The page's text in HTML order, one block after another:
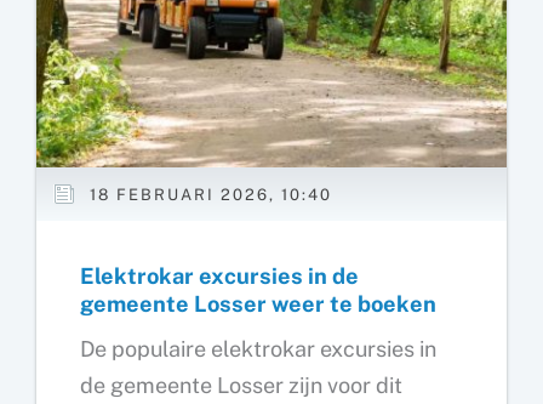
18 FEBRUARI 2026, 10:40
Elektrokar excursies in de
gemeente Losser weer te boeken
De populaire elektrokar excursies in
de gemeente Losser zijn voor dit